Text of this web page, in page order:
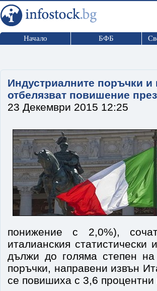
Начало БФБ
Индустриалните поръчки
отбелязват повишение
23 Декември 2015 12:25
понижение с 2,0%),
италианския
дължи до голяма степен
поръчки, направени извън
се повишиха с 3,6 процентни